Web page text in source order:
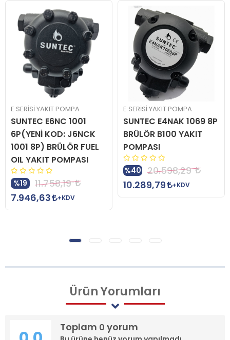
E SERİSİ YAKIT POMPA
SUNTEC E6NC 1001
6P(YENİ KOD: J6NCK
1001 8P) BRÜLÖR FUEL
OIL YAKIT POMPASI
%19
11.758,19
7.946,63
+KDV
E SERİSİ YAKIT POMPA
SUNTEC E4NAK 1069 8P
BRÜLÖR B100 YAKIT
POMPASI
%40
20.598,29
10.289,79
+KDV
ÜrünYorumları
Toplam 0 yorum